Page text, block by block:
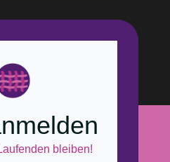
bleiben!